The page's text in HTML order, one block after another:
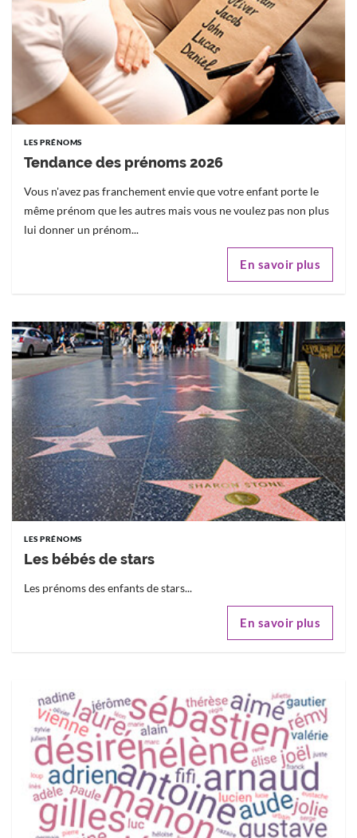
LES PRÉNOMS
Tendance des prénoms 2026
Vous n'avez pas franchement envie que votre enfant porte le
même prénom que les autres mais vous ne voulez pas non plus
lui donner un prénom...
En savoir plus
LES PRÉNOMS
Les bébés de stars
Les prénoms des enfants de stars...
En savoir plus